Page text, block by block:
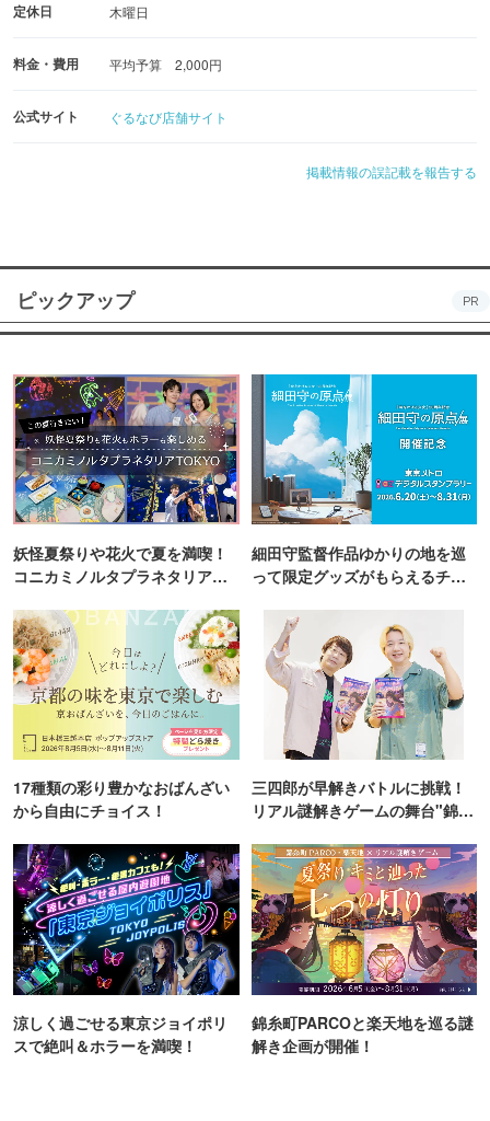
定休日 木曜日
料金・費用 平均予算 2,000円
公式サイト ぐるなび店舗サイト
掲載情報の誤記載を報告する
ピックアップ PR
妖怪夏祭りや花火で夏を満喫！
コニカミノルタプラネタリア
細田守監督作品ゆかりの地を巡
って限定グッズがもらえるチャ
17種類の彩り豊かなおばんざい
から自由にチョイス！
三四郎が早解きバトルに挑戦！
リアル謎解きゲームの舞台"錦糸
涼しく過ごせる東京ジョイポリ
スで絶叫＆ホラーを満喫！
錦糸町PARCOと楽天地を巡る謎
解き企画が開催！